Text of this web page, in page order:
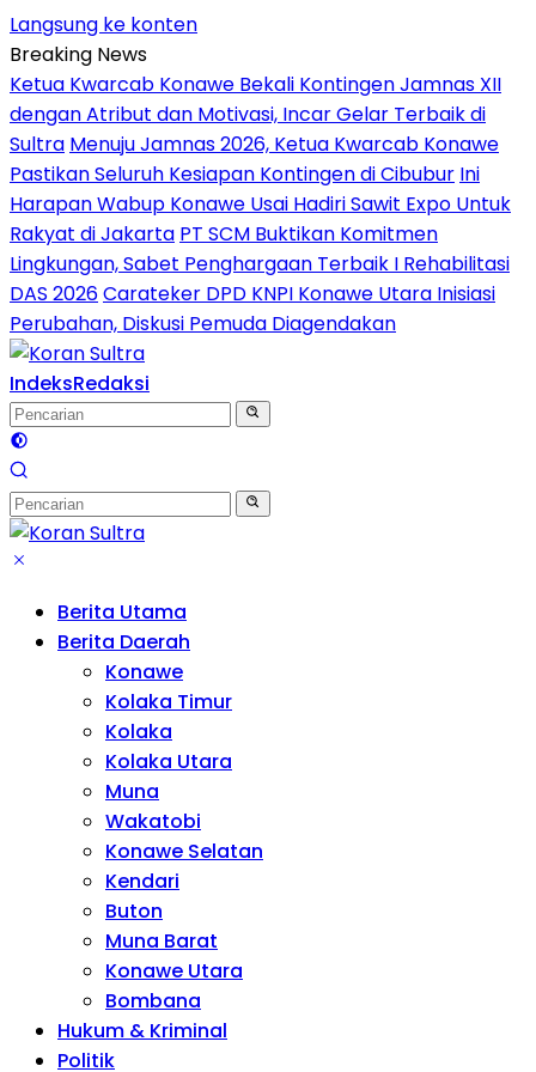
Langsung ke konten
Breaking News
Ketua Kwarcab Konawe Bekali Kontingen Jamnas XII
dengan Atribut dan Motivasi, Incar Gelar Terbaik di
Sultra Menuju Jamnas 2026, Ketua Kwarcab Konawe
Pastikan Seluruh Kesiapan Kontingen di Cibubur Ini
Harapan Wabup Konawe Usai Hadiri Sawit Expo Untuk
Rakyat di Jakarta PT SCM Buktikan Komitmen
Lingkungan, Sabet Penghargaan Terbaik I Rehabilitasi
DAS 2026Carateker DPD KNPI Konawe Utara Inisiasi
Perubahan, Diskusi Pemuda Diagendakan
IndeksRedaksi
Berita Utama
Berita Daerah
Konawe
Kolaka Timur
Kolaka
Kolaka Utara
Muna
Wakatobi
Konawe Selatan
Kendari
Buton
Muna Barat
Konawe Utara
Bombana
Hukum & Kriminal
Politik